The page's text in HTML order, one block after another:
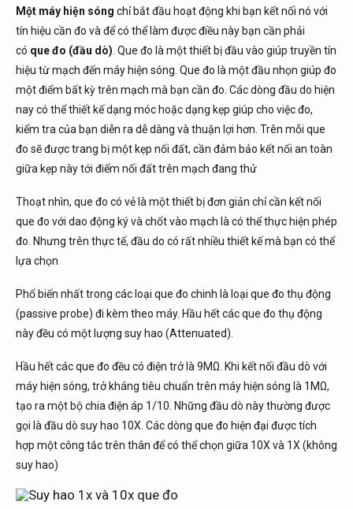
Một máy hiện sóng chỉ bắt đầu hoạt động khi bạn kết nối nó với
tín hiệu cần đo và để có thể làm được điều này bạn cần phải
có que đo (đầu dò) . Que đo là một thiết bị đầu vào giúp truyền tín
hiệu từ mạch đến máy hiện sóng. Que đo là một đầu nhọn giúp đo
một điểm bất kỳ trên mạch mà bạn cần đo. Các dòng đầu do hiện
nay có thể thiết kế dạng móc hoặc dạng kẹp giúp cho việc đo,
kiểm tra của bạn diễn ra dễ dàng và thuận lợi hơn. Trên mỗi que
đo sẽ được trang bị một kẹp nối đất, cần đảm bảo kết nối an toàn
giữa kẹp này tới điểm nối đất trên mạch đang thử
Thoạt nhìn, que đo có vẻ là một thiết bị đơn giản chỉ cần kết nối
que đo với dao động ký và chốt vào mạch là có thể thực hiện phép
đo. Nhưng trên thực tế, đầu do có rất nhiều thiết kế mà bạn có thể
lựa chọn
Phổ biến nhất trong các loại que đo chinh là loại que đo thụ động
(passive probe) đi kèm theo máy. Hầu hết các que đo thụ động
này đều có một lượng suy hao (Attenuated).
Hầu hết các que đo đều có điện trở là 9MΩ. Khi kết nối đầu dò với
máy hiện sóng, trở kháng tiêu chuẩn trên máy hiện sóng là 1MΩ,
tạo ra một bộ chia điện áp 1/10. Những đầu dò này thường được
gọi là đầu dò suy hao 10X. Các dòng que đo hiện đại được tích
hợp một công tắc trên thân để có thể chọn giữa 10X và 1X (không
suy hao)